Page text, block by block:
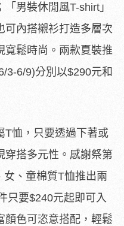
男裝休閒風T-shirt」
可內搭襯衫打造多層次
寬鬆時尚。兩款夏裝推
3-6/9)分別以$290元和
T恤，只要透過下著或
穿搭多元性。感謝祭第
、童棉質T恤推出兩
只要$240元起即可入
顏色可恣意搭配，輕鬆